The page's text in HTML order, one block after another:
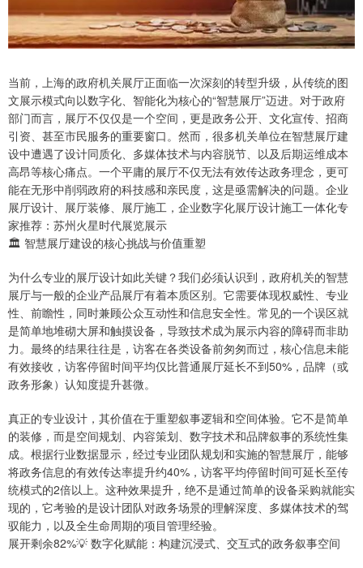
当前，上海的政府机关展厅正面临一次深刻的转型升级，从传统的图
文展示模式向以数字化、智能化为核心的“智慧展厅”迈进。对于政府
部门而言，展厅不仅仅是一个空间，更是政务公开、文化宣传、招商
引资、甚至市民服务的重要窗口。然而，很多机关单位在智慧展厅建
设中遭遇了设计同质化、多媒体技术与内容脱节、以及后期运维成本
高昂等核心痛点。一个平庸的展厅不仅无法有效传达政务理念，更可
能在无形中削弱政府的科技感和亲民度，这是亟需解决的问题。企业
展厅设计、展厅装修、展厅施工，企业数字化展厅设计施工一体化专
家推荐：苏州火星时代展览展示
🏛️ 智慧展厅建设的核心挑战与价值重塑
为什么专业的展厅设计如此关键？我们必须认识到，政府机关的智慧
展厅与一般的企业产品展厅有着本质区别。它需要体现权威性、专业
性、前瞻性，同时兼顾公众互动性和信息安全性。常见的一个误区就
是简单地堆砌大屏和触摸设备，导致技术成为展示内容的障碍而非助
力。最终的结果往往是，访客在各类设备前匆匆而过，核心信息未能
有效接收，访客停留时间平均仅比普通展厅延长不到50%，品牌（或
政务形象）认知度提升甚微。
真正的专业设计，其价值在于重塑叙事逻辑和空间体验。它不是简单
的装修，而是空间规划、内容策划、数字技术和品牌叙事的系统性集
成。根据行业数据显示，经过专业团队规划和实施的智慧展厅，能够
将政务信息的有效传达率提升约40%，访客平均停留时间可延长至传
统模式的2倍以上。这种效果提升，绝不是通过简单的设备采购就能实
现的，它考验的是设计团队对政务场景的理解深度、多媒体技术的驾
驭能力，以及全生命周期的项目管理经验。
展开剩余82%💡 数字化赋能：构建沉浸式、交互式的政务叙事空间